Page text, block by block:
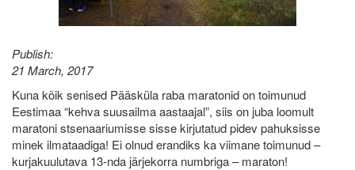
Publish:
21 March, 2017
Kuna kõik senised Pääsküla raba maratonid on toimunud
Eestimaa “kehva suusailma aastaajal”, siis on juba loomult
maratoni stsenaariumisse sisse kirjutatud pidev pahuksisse
minek ilmataadiga! Ei olnud erandiks ka viimane toimunud –
kurjakuulutava 13-nda järjekorra numbriga – maraton!